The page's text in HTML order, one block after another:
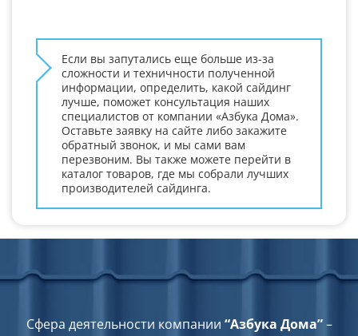
Если вы запутались еще больше из-за
сложности и техничности полученной
информации, определить, какой сайдинг
лучше, поможет консультация наших
специалистов от компании «Азбука Дома».
Оставьте заявку на сайте либо закажите
обратный звонок, и мы сами вам
перезвоним. Вы также можете перейти в
каталог товаров, где мы собрали лучших
производителей сайдинга.
Cфера деятельности компании “Азбука Дома”–